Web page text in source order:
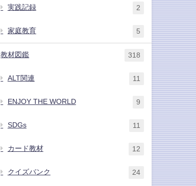
実践記録 2
家庭教育 5
教材図鑑 318
ALT関連 11
ENJOY THE WORLD 9
SDGs 11
カード教材 12
クイズバンク 24